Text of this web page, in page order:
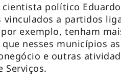
cientista político
vinculados a partidos
por exemplo, tenham
que nesses municípios
e outras
Serviços.